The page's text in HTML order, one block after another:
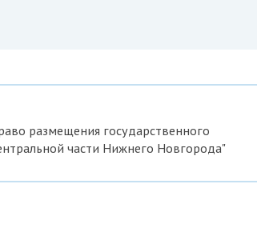
размещения государственного
части Нижнего Новгорода"